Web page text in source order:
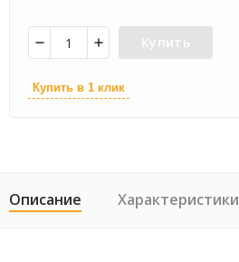
Купить
Купить в 1 клик
Описание Характеристики